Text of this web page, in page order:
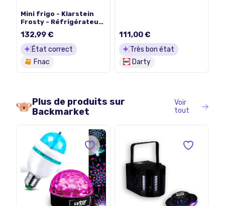
Mini frigo - Klarstein
Frosty - Réfrigérateur
- Eclairage LED - Noir
132,99 €
État correct
Fnac
111,00 €
Très bon état
Darty
Plus de produits sur
Backmarket
Voir
tout